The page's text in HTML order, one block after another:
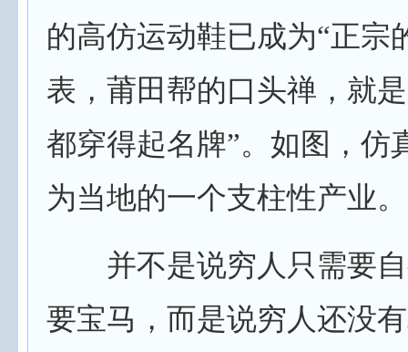
的高仿运动鞋已成为“正宗
表，莆田帮的口头禅，就
都穿得起名牌”。如图，仿
为当地的一个支柱性产业。
并不是说穷人只需要自
要宝马，而是说穷人还没